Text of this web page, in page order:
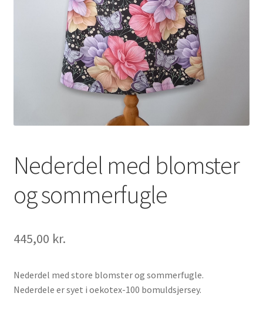
Nederdel med blomster
og sommerfugle
445,00 kr.
Nederdel med store blomster og sommerfugle.
Nederdele er syet i oekotex-100 bomuldsjersey.